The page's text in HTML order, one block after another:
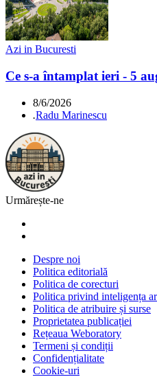
Azi in Bucuresti
Ce s-a întamplat ieri - 5
8/6/2026
.Radu Marinescu
Urmărește-ne
Despre noi
Politica editorială
Politica de corecturi
Politica privind inteligența
Politica de atribuire și surse
Proprietatea publicației
Rețeaua Weboratory
Termeni și condiții
Confidențialitate
Cookie-uri